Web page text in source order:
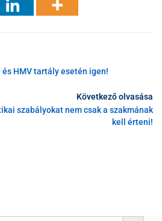
HMV tartály esetén igen!
Következő olvasása
szabályokat nem csak a szakmának
kell érteni!
Search Button